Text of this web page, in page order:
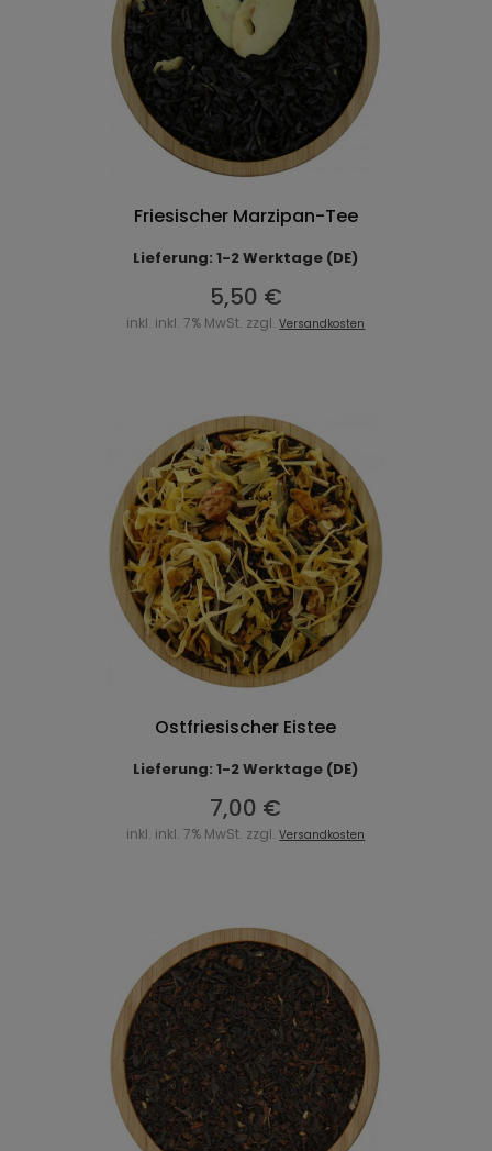
Friesischer Marzipan-Tee
Lieferung: 1-2 Werktage (DE)
5,50 €
inkl. inkl. 7% MwSt. zzgl.Versandkosten
Ostfriesischer Eistee
Lieferung: 1-2 Werktage (DE)
7,00 €
inkl. inkl. 7% MwSt. zzgl.Versandkosten